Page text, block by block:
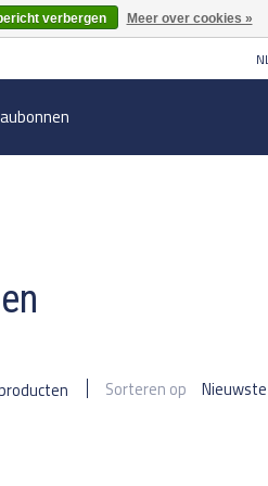
Sorteren op
verbergen Meer over cookies »